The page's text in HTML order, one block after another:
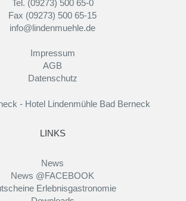
Tel. (09273) 500 65-0
Fax (09273) 500 65-15
info@lindenmuehle.de
Impressum
AGB
Datenschutz
LINKS
News
News @FACEBOOK
Erlebnisgastronomie